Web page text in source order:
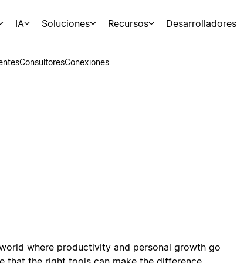
IA Soluciones Recursos Desarrolladores
ConsultoresConexiones
where productivity and personal growth go